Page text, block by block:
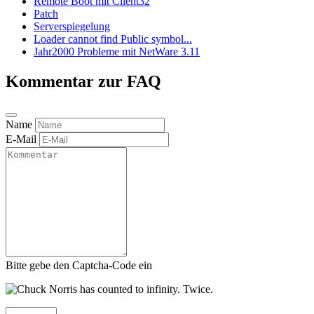
Patch
Serverspiegelung
Loader cannot find Public symbol...
Jahr2000 Probleme mit NetWare 3.11
Kommentar zur FAQ
Name
E-Mail
Bitte gebe den Captcha-Code ein